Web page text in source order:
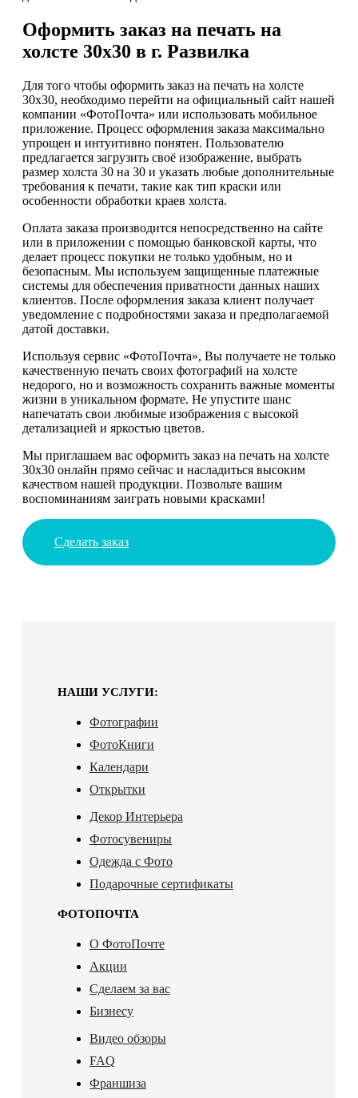
Оформить заказ на печать на
холсте 30х30 в г. Развилка
Для того чтобы оформить заказ на печать на холсте
30х30, необходимо перейти на официальный сайт нашей
компании «ФотоПочта» или использовать мобильное
приложение. Процесс оформления заказа максимально
упрощен и интуитивно понятен. Пользователю
предлагается загрузить своё изображение, выбрать
размер холста 30 на 30 и указать любые дополнительные
требования к печати, такие как тип краски или
особенности обработки краев холста.
Оплата заказа производится непосредственно на сайте
или в приложении с помощью банковской карты, что
делает процесс покупки не только удобным, но и
безопасным. Мы используем защищенные платежные
системы для обеспечения приватности данных наших
клиентов. После оформления заказа клиент получает
уведомление с подробностями заказа и предполагаемой
датой доставки.
Используя сервис «ФотоПочта», Вы получаете не только
качественную печать своих фотографий на холсте
недорого, но и возможность сохранить важные моменты
жизни в уникальном формате. Не упустите шанс
напечатать свои любимые изображения с высокой
детализацией и яркостью цветов.
Мы приглашаем вас оформить заказ на печать на холсте
30х30 онлайн прямо сейчас и насладиться высоким
качеством нашей продукции. Позвольте вашим
воспоминаниям заиграть новыми красками!
Сделать заказ
НАШИ УСЛУГИ:
Фотографии
ФотоКниги
Календари
Открытки
Декор Интерьера
Фотосувениры
Одежда с Фото
Подарочные сертификаты
ФОТОПОЧТА
О ФотоПочте
Акции
Сделаем за вас
Бизнесу
Видео обзоры
FAQ
Франшиза